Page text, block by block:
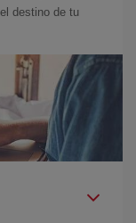
destino de tu